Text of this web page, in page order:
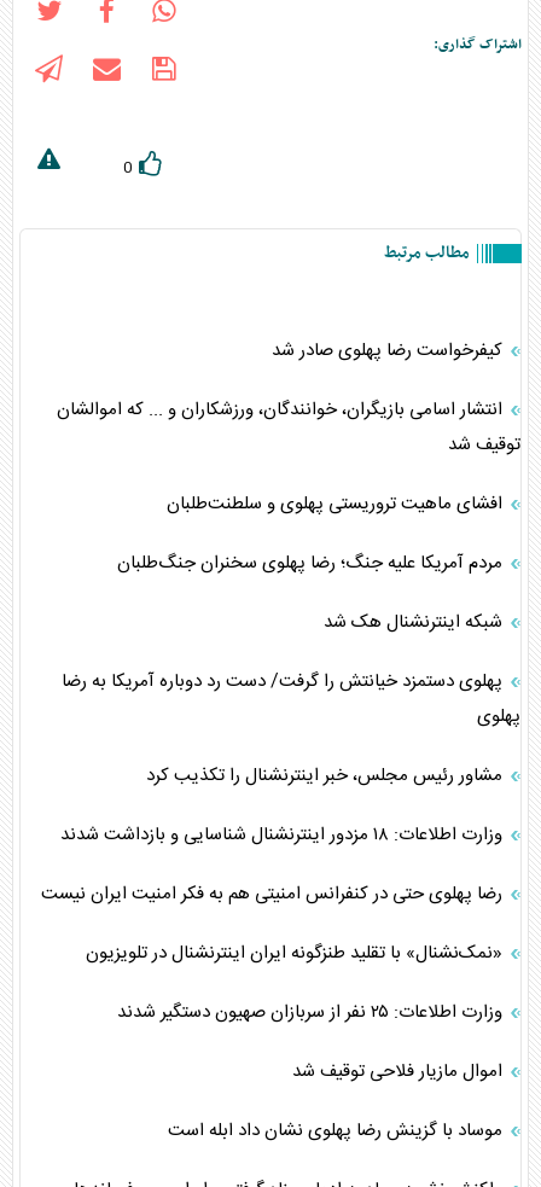
اشتراک گذاری:
0
مطالب مرتبط
کیفرخواست رضا پهلوی صادر شد
انتشار اسامی بازیگران، خوانندگان، ورزشکاران و ... که اموالشان
توقیف شد
افشای ماهیت تروریستی پهلوی و سلطنت‌طلبان
مردم آمریکا علیه جنگ؛ رضا پهلوی سخنران جنگ‌طلبان
شبکه اینترنشنال هک شد
پهلوی دستمزد خیانتش را گرفت/ دست رد دوباره آمریکا به رضا
پهلوی
مشاور رئیس مجلس، خبر اینترنشنال را تکذیب کرد
وزارت اطلاعات: ۱۸ مزدور اینترنشنال شناسایی و بازداشت شدند
رضا پهلوی حتی در کنفرانس امنیتی هم به فکر امنیت ایران نیست
«نمک‌نشنال» با تقلید طنزگونه ایران اینترنشنال در تلویزیون
وزارت اطلاعات: ۲۵ نفر از سربازان صهیون دستگیر شدند
اموال مازیار فلاحی توقیف شد
موساد با گزینش رضا پهلوی نشان داد ابله است